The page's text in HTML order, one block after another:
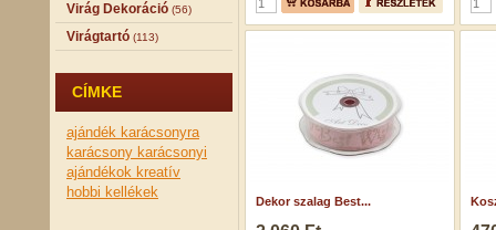
Virág Dekoráció (56)
Virágtartó (113)
CÍMKE
ajándék karácsonyra
karácsony karácsonyi
ajándékok kreatív
hobbi kellékek
Dekor szalag Best...